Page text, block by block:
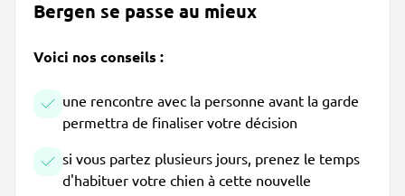
Bergen se passe au mieux
Voici nos conseils :
une rencontre avec la personne avant la garde
permettra de finaliser votre décision
si vous partez plusieurs jours, prenez le temps
d'habituer votre chien à cette nouvelle